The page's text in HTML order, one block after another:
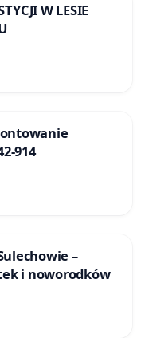
W LESIE
914
–
i noworodków